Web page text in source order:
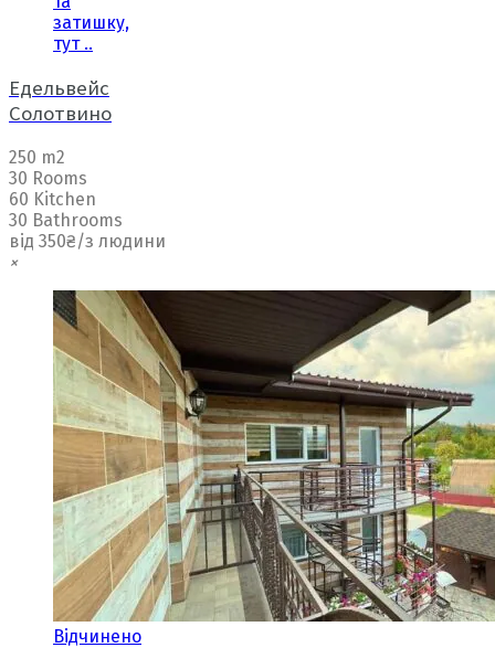
затишку,
тут ..
Едельвейс
Солотвино
250 m2
30 Rooms
60 Kitchen
30 Bathrooms
від 350₴/з людини
×
Відчинено